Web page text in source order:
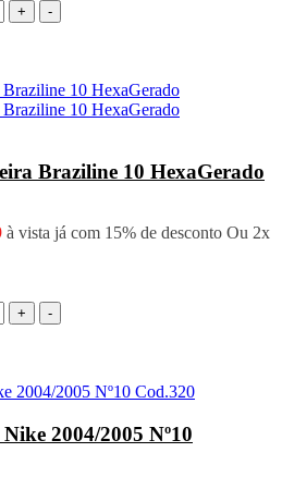
+ -
Braziline 10 HexaGerado
à vista já com 15% de desconto Ou 2x
+ -
2004/2005 Nº10